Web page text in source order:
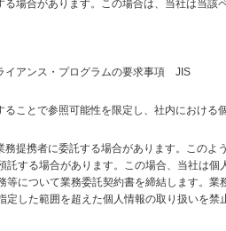
場合があります。この場合は、当社は当該
イアンス・プログラムの要求事項 JIS
ことで参照可能性を限定し、社内における
提携者に委託する場合があります。このよう
する場合があります。この場合、当社は個
について業務委託契約書を締結します。業
した範囲を超えた個人情報の取り扱いを禁